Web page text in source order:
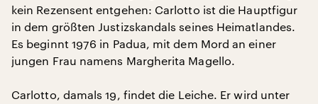
kein Rezensent entgehen: Carlotto ist die Hauptfigur
in dem größten Justizskandals seines Heimatlandes.
Es beginnt 1976 in Padua, mit dem Mord an einer
jungen Frau namens Margherita Magello.
Carlotto, damals 19, findet die Leiche. Er wird unter